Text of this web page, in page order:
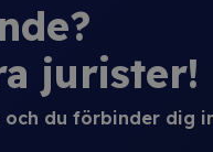
jurister!
och du förbinder dig